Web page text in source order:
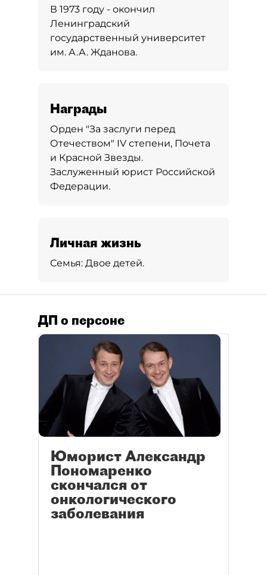
В 1973 году - окончил
Ленинградский
государственный университет
им. А.А. Жданова.
Награды
Орден "За заслуги перед
Отечеством" IV степени, Почета
и Красной Звезды.
Заслуженный юрист Российской
Федерации.
Личная жизнь
Семья: Двое детей.
ДП о персоне
Юморист Александр
Пономаренко
скончался от
онкологического
заболевания